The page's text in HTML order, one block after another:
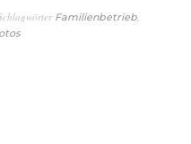
Familienbetrieb